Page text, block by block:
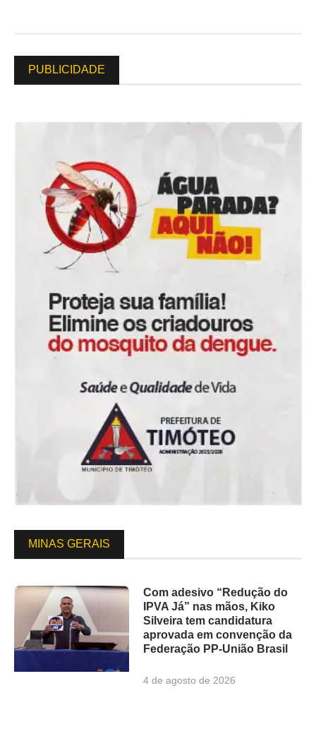
PUBLICIDADE
MINAS GERAIS
Com adesivo “Redução do
IPVA Já” nas mãos, Kiko
Silveira tem candidatura
aprovada em convenção da
Federação PP-União Brasil
4 de agosto de 2026